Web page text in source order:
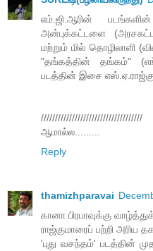
எம்.ஜி.ஆரின்
அன்புக்கட்டளை
மற்றும் மில் தொழிலாளி
"தங்கத்தின் தங்கம்"
படத்தின் இசை
////////////////////////////////////
ஆமால்ல.........
Reply
thamizhparavai
கானா பிரபாவுக்கு
ராஜ்குமாரைப் பற்றி அரிய
'புது வசந்தம்' படத்தின்